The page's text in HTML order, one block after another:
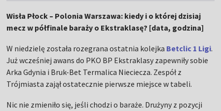
Wisła Płock – Polonia Warszawa: kiedy i o której dzisiaj
mecz w półfinale baraży o Ekstraklasę? [data, godzina]
W niedzielę została rozegrana ostatnia kolejka Betclic 1 Ligi.
Już wcześniej awans do PKO BP Ekstraklasy zapewniły sobie
Arka Gdynia i Bruk-Bet Termalica Nieciecza. Zespół z
Trójmiasta zajął ostatecznie pierwsze miejsce w tabeli.
Nic nie zmieniło się, jeśli chodzi o baraże. Drużyny z pozycji